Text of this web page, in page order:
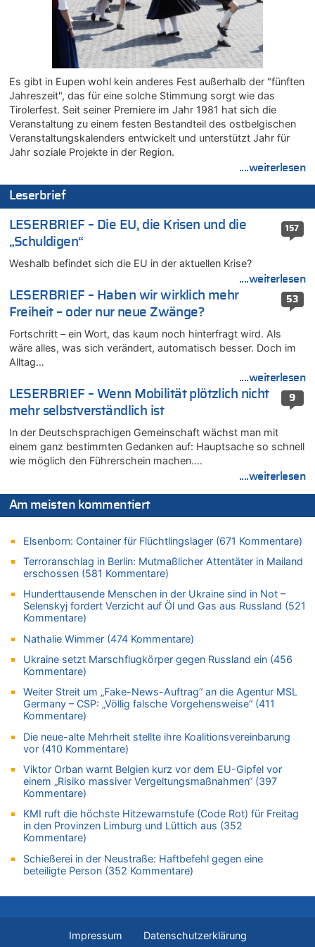
Politischer Eklat bei der Gedenkfeier in Marcinelle – Meloni:
„Schwerwiegende und beschämende Geste“
08.08.2026 - 22:12 von Hugo Egon Bernhard von Sinnen zu
LESERBRIEF – Für lokale, dezentrale Energieproduktion
Leipzig, Mechernich und die Frage: Wer steckt hinter den
Drohnen mit Strengstoff? War es Russland?
08.08.2026 - 22:07 von Shari zu
Belgier knackt Jackpot bei Lotterie EuroMillions und gewinnt
mehr als 111 Millionen €
Leipzig, Mechernich und die Frage: Wer steckt hinter den
Drohnen mit Strengstoff? War es Russland?
Zwölf Jahre nach Aachener Bankraub: 70-Jähriger gefasst
08.08.2026 - 21:28 von Noah Parmentier zu
Leipzig, Mechernich und die Frage: Wer steckt hinter den
08.08.2026 - 21:11 von Mungo zu
Leipzig, Mechernich und die Frage: Wer steckt hinter den
08.08.2026 - 20:49 von Marcel Scholzen Eimerscheid zu
Leipzig, Mechernich und die Frage: Wer steckt hinter den
08.08.2026 - 20:34 von Dax zu
Wasserstand des Rheins in NRW so niedrig wie noch nie
Leipzig, Mechernich und die Frage: Wer steckt hinter den
Drohnen mit Strengstoff? War es Russland?
Drohnen mit Strengstoff? War es Russland?
08.08.2026 - 20:19 von Peter G zu
Zwölf Jahre nach Aachener Bankraub: 70-Jähriger gefasst
Leipzig, Mechernich und die Frage: Wer steckt hinter den
Drohnen mit Strengstoff? War es Russland?
08.08.2026 - 20:16 von Dax zu
Wasserstand des Rheins in NRW so niedrig wie noch nie
08.08.2026 - 20:13 von Dax zu
08.08.2026 - 20:09 von Dax zu
08.08.2026 - 20:06 von Dax zu
Zweite Hitzewelle in diesem Sommer ist jetzt amtlich
08.08.2026 - 19:00 von Peter G zu
Leipzig, Mechernich und die Frage: Wer steckt hinter den
Drohnen mit Strengstoff? War es Russland?
08.08.2026 - 18:48 von Marcel Scholzen Eimerscheid zu
Leipzig, Mechernich und die Frage: Wer steckt hinter den
Drohnen mit Strengstoff? War es Russland?
08.08.2026 - 18:41 von JoKrings zu
Leipzig, Mechernich und die Frage: Wer steckt hinter den
Drohnen mit Strengstoff? War es Russland?
08.08.2026 - 18:39 von JoKrings zu
Belgier knackt Jackpot bei Lotterie EuroMillions und gewinnt
Es gibt in Eupen wohl kein anderes Fest außerhalb der "fünften
Jahreszeit", das für eine solche Stimmung sorgt wie das
Tirolerfest. Seit seiner Premiere im Jahr 1981 hat sich die
Veranstaltung zu einem festen Bestandteil des ostbelgischen
Veranstaltungskalenders entwickelt und unterstützt Jahr für
Jahr soziale Projekte in der Region.
....weiterlesen
Leserbrief
157
LESERBRIEF – Die EU, die Krisen und die
„Schuldigen“
Weshalb befindet sich die EU in der aktuellen Krise?
....weiterlesen
53
LESERBRIEF – Haben wir wirklich mehr
Freiheit – oder nur neue Zwänge?
Fortschritt – ein Wort, das kaum noch hinterfragt wird. Als
wäre alles, was sich verändert, automatisch besser. Doch im
Alltag…
....weiterlesen
9
LESERBRIEF – Wenn Mobilität plötzlich nicht
mehr selbstverständlich ist
In der Deutschsprachigen Gemeinschaft wächst man mit
einem ganz bestimmten Gedanken auf: Hauptsache so schnell
wie möglich den Führerschein machen….
....weiterlesen
Am meisten kommentiert
Elsenborn: Container für Flüchtlingslager (671 Kommentare)
Terroranschlag in Berlin: Mutmaßlicher Attentäter in Mailand
erschossen (581 Kommentare)
Hunderttausende Menschen in der Ukraine sind in Not –
Selenskyj fordert Verzicht auf Öl und Gas aus Russland (521
Kommentare)
Nathalie Wimmer (474 Kommentare)
Ukraine setzt Marschflugkörper gegen Russland ein (456
Kommentare)
Weiter Streit um „Fake-News-Auftrag“ an die Agentur MSL
Germany – CSP: „Völlig falsche Vorgehensweise“ (411
Kommentare)
Die neue-alte Mehrheit stellte ihre Koalitionsvereinbarung
vor (410 Kommentare)
Viktor Orban warnt Belgien kurz vor dem EU-Gipfel vor
einem „Risiko massiver Vergeltungsmaßnahmen“ (397
Kommentare)
KMI ruft die höchste Hitzewarnstufe (Code Rot) für Freitag
in den Provinzen Limburg und Lüttich aus (352
Kommentare)
Schießerei in der Neustraße: Haftbefehl gegen eine
beteiligte Person (352 Kommentare)
Impressum Datenschutzerklärung